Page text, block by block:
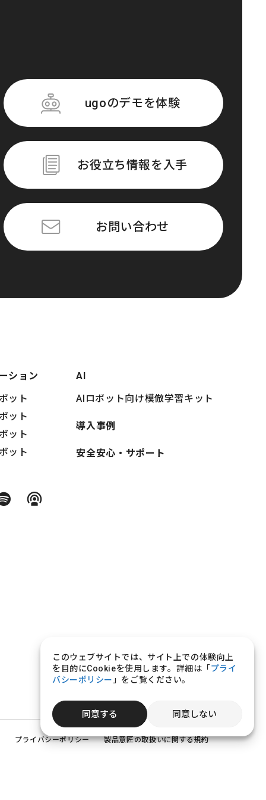
このウェブサイトでは、サイト上での体験向上
を目的にCookieを使用します。詳細は「プライ
バシーポリシー 」をご覧ください。
同意する 同意しない
ugoのデモを体験
お役立ち情報を入手
お問い合わせ
ション
ット
ット
ット
ット
AI
AIロボット向け模倣学習キット
導入事例
安全安心・サポート
プライバシーポリシー 製品意匠の取扱いに関する規約